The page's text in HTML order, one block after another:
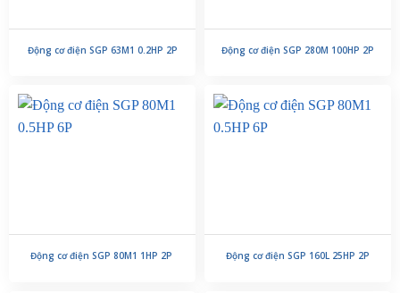
Động cơ điện SGP 63M1 0.2HP 2P Động cơ điện SGP 280M 100HP 2P
Động cơ điện SGP 80M1 1HP 2P Động cơ điện SGP 160L 25HP 2P